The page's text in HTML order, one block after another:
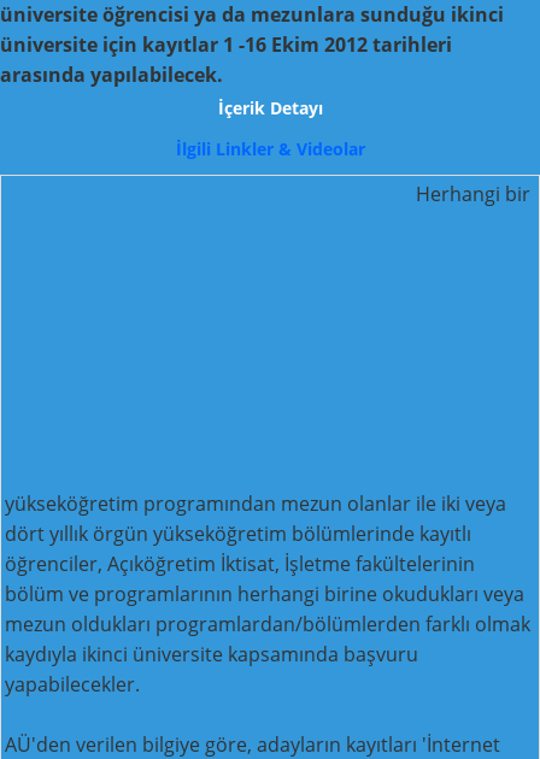
üniversite öğrencisi ya da mezunlara sunduğu ikinci
üniversite için kayıtlar 1 -16 Ekim 2012 tarihleri
arasında yapılabilecek.
İçerik Detayı
İlgili Linkler & Videolar
Herhangi bir
yükseköğretim programından mezun olanlar ile iki veya
dört yıllık örgün yükseköğretim bölümlerinde kayıtlı
öğrenciler, Açıköğretim İktisat, İşletme fakültelerinin
bölüm ve programlarının herhangi birine okudukları veya
mezun oldukları programlardan/bölümlerden farklı olmak
kaydıyla ikinci üniversite kapsamında başvuru
yapabilecekler.
AÜ'den verilen bilgiye göre, adayların kayıtları 'İnternet